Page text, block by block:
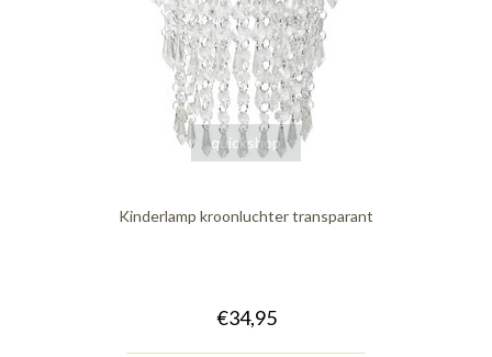
quickshop
Kinderlamp kroonluchter transparant
€34,95